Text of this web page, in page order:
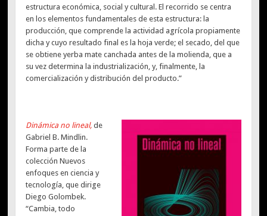
estructura económica, social y cultural. El recorrido se centra
en los elementos fundamentales de esta estructura: la
producción, que comprende la actividad agrícola propiamente
dicha y cuyo resultado final es la hoja verde; el secado, del que
se obtiene yerba mate canchada antes de la molienda, que a
su vez determina la industrialización, y, finalmente, la
comercialización y distribución del producto.”
Dinámica no lineal, de
Gabriel B. Mindlin.
Forma parte de la
colección Nuevos
enfoques en ciencia y
tecnología, que dirige
Diego Golombek.
“Cambia, todo